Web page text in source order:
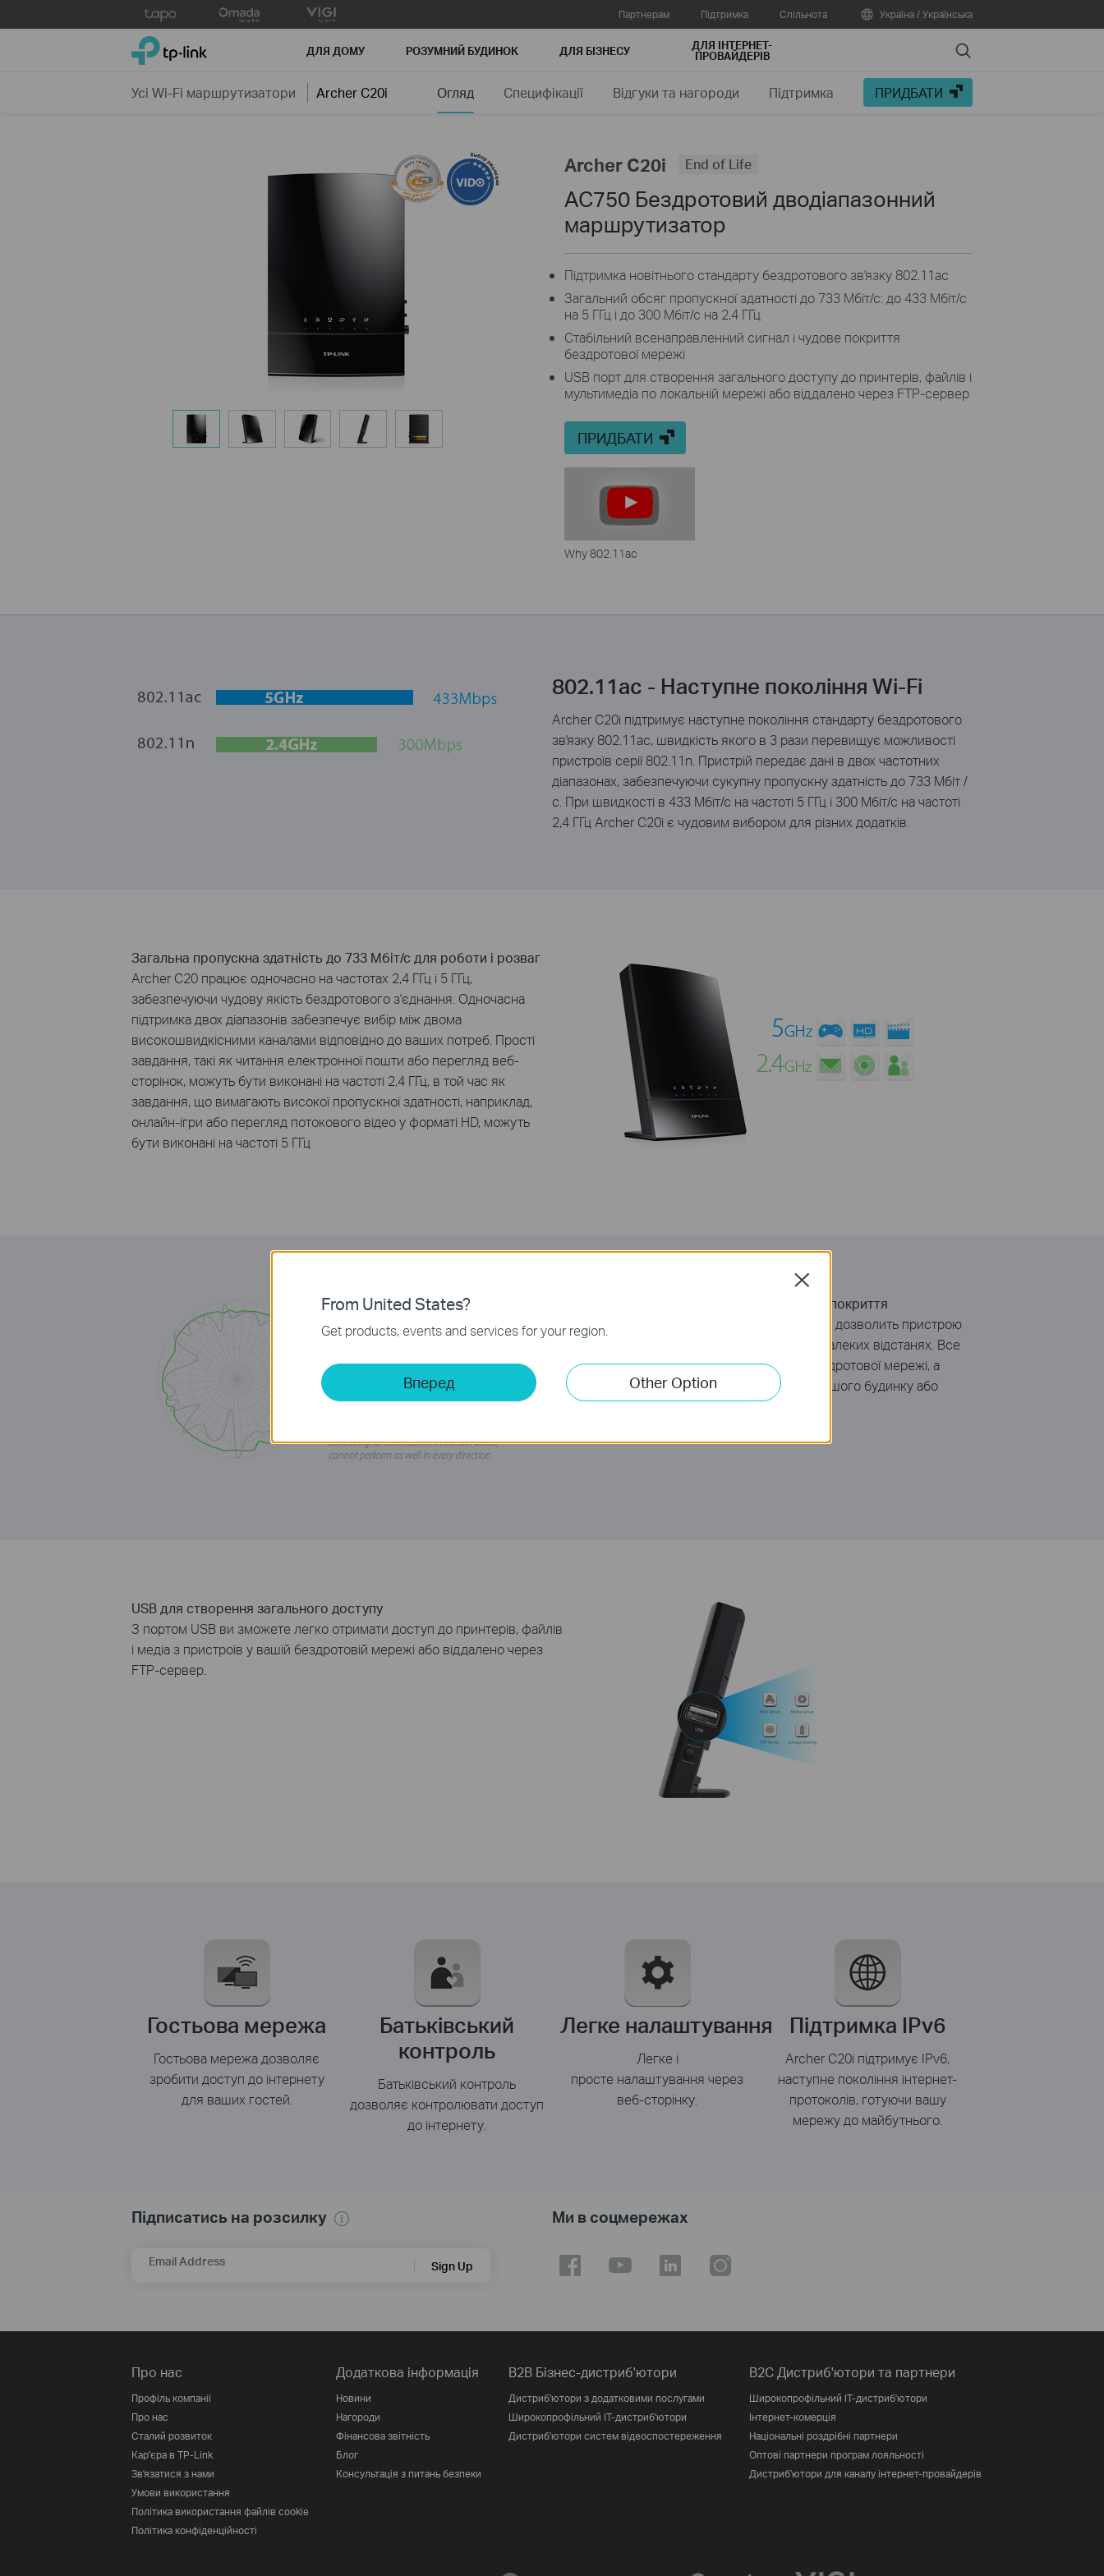
to
Партнерам Підтримка Спільнота Україна / Українська
TP-Link, Reliably Smart ДЛЯ ДОМУ РОЗУМНИЙ БУДИНОК ДЛЯ БIЗНЕСУ ДЛЯ ІНТЕРНЕТ-
ПРОВАЙДЕРІВ Search
Усі Wi-Fi маршрутизатори Archer C20i Огляд Специфікації Відгуки та нагороди Підтримка ПРИДБАТИ
Archer C20i End of Life
AC750 Бездротовий дводіапазонний
маршрутизатор
Підтримка новітнього стандарту бездротового зв'язку 802.11ac
Загальний обсяг пропускної здатності до 733 Мбіт/с: до 433 Мбіт/с
на 5 ГГц і до 300 Мбіт/с на 2,4 ГГц
Стабільний всенаправленний сигнал і чудове покриття
бездротової мережі
USB порт для створення загального доступу до принтерів, файлів і
мультимедіа по локальній мережі або віддалено через FTP-сервер
ПРИДБАТИ
Why 802.11ac
802.11ac - Наступне покоління Wi-Fi
Archer С20i підтримує наступне покоління стандарту бездротового
зв'язку 802.11ac, швидкість якого в 3 рази перевищує можливості
пристроїв серії 802.11n. Пристрій передає дані в двох частотних
діапазонах, забезпечуючи сукупну пропускну здатність до 733 Мбіт /
с. При швидкості в 433 Мбіт/с на частоті 5 ГГц і 300 Мбіт/с на частоті
2,4 ГГц Archer С20i є чудовим вибором для різних додаткiв.
Загальна пропускна здатність до 733 Мбіт/с для роботи і розваг
Archer С20 працює одночасно начастотах 2,4 ГГц і 5 ГГц,
забезпечуючи чудову якість бездротового з'єднання Одночасна
підтримка двох діапазонів забезпечує вибір між двома
високошвидкісними каналами відповідно до ваших потреб Прості
завдання, такі як читання електронної пошти або перегляд веб-
сторінок, можуть бути виконані начастоті 2,4 ГГц, в той час як
завдання, що вимагають високої пропускної здатності, наприклад,
онлайн-ігри або перегляд потокового відеоу форматі HD, можуть
бути виконані начастоті 5 ГГц
чудове покриття
Наявність 3
дозволить пристрою
далеких відстанях Все
це забезпечитьнеймовірнузонупокриття бездротової мережі, а
також
надійність з'єднання в будь-якій точці вашого будинкуабо
офісу.
USB для створення загального доступу
З портом USB ви зможете легко отримати доступ до принтерів, файлів
і медіаз пристроїв у вашій бездротовій мережі або віддаленочерез
FTP-сервер.
Гостьова мережа
Гостьова мережа дозволяє
зробити доступ до інтернету
для ваших гостей.
Батьківський
контроль
Батьківський контроль
дозволяє контролювати доступ
до інтернету
Легке налаштування
Легке і
просте налаштування через
веб-сторінку
Підтримка IPv6
Archer C20i підтримує IPv6,
наступне покоління інтернет-
протоколів, готуючи вашу
мережу до майбутнього
Підписатись на розсилку
Email Address Sign Up
Ми в соцмережах
Про нас
Профіль компанії
Про нас
Сталий розвиток
Кар'єра в TP-Link
Зв'язатися з нами
Умови використання
Політика використання файлів cookie
Політика конфіденційності
Додаткова інформація
Новини
Нагороди
Фінансова звітність
Блог
Консультація з питань безпеки
B2B Бізнес-дистриб'ютори
Дистриб'ютори з додатковими послугами
Широкопрофільний IT-дистриб'ютори
Дистриб'ютори систем відеоспостереження
B2C Дистриб'ютори та партнери
Широкопрофільний IT-дистриб'ютори
Інтернет-комерція
Національні роздрібні партнери
Оптові партнери програм лояльності
Дистриб'ютори для каналу інтернет-провайдерів
From United States?
Get products, events and services for your region.
Вперед Other Option
Close